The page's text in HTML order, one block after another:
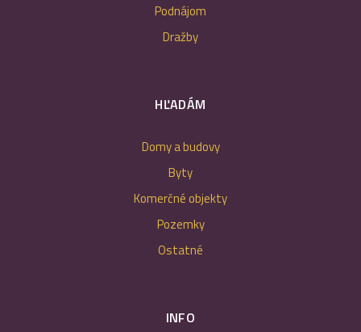
Podnájom
Dražby
HĽADÁM
Domy a budovy
Byty
Komerčné objekty
Pozemky
Ostatné
INFO